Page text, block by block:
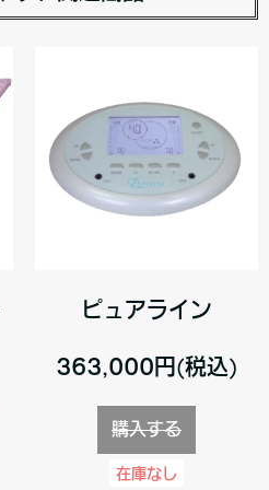
ピュアライン
363,000円(税込)
購入する
在庫なし